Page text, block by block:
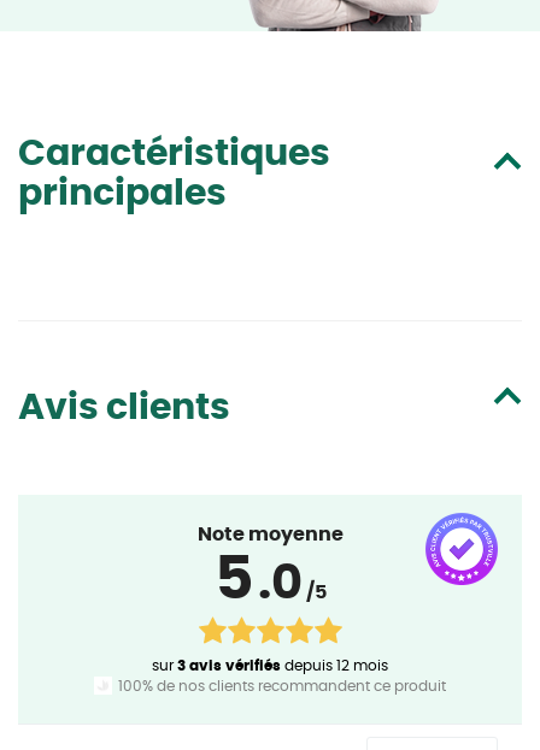
Caractéristiques
principales
Avis clients
Note moyenne
5.0 /5
sur3 avis vérifiés depuis 12 mois
100% de nos clients recommandent ce produit